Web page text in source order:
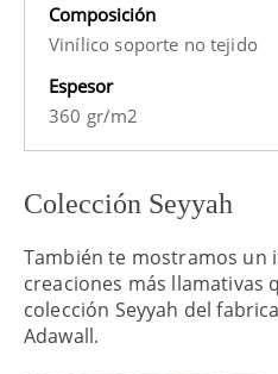
Composición
Vinílico soporte no tejido
Espesor
360 gr/m2
Colección Seyyah
También te mostramos un
creaciones más llamativas
colección Seyyah del
Adawall.